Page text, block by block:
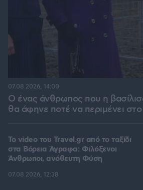
Ο ένας άνθρωπος που η
θα άφηνε ποτέ να περιμένει
07.08.2026, 14:00
To video του Travel.gr από το ταξίδι
στα Βόρεια Άγραφα: Φιλόξενοι
Άνθρωποι, ανόθευτη Φύση
07.08.2026, 12:38